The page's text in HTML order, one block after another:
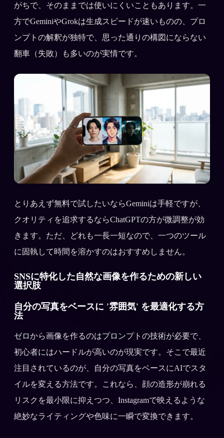
がちで、そのままでは使いにくいこともあります。一
方でGeminiやGrokは生成スピードが速いものの、プロ
ンプトの解釈が独特で、思った通りの構図にならない
翻車（失敗）も多いのが実情です。
とりあえず無料で試したいならGeminiは手軽ですが、
クオリティを追求するならChatGPTの方が微調整が効
きます。ただ、どれも一長一短なので、一つのツール
に固執して時間を溶かすのはおすすめしません。
SNSに特化した自然な画像を作るための新しい
選択肢
自分の写真をベースに '雰囲気' を最適化する方
法
ゼロから画像を作るのはプロンプトの技術が必要で、
初心者にはハードルが高いのが現実です。そこで最近
注目されているのが、自分の写真をベースにAIでスタ
イルを変える方法です。これなら、顔の造形が崩れる
リスクを最小限に抑えつつ、Instagramで映えるような
絶妙なライティングや色味に一瞬で変換できます。